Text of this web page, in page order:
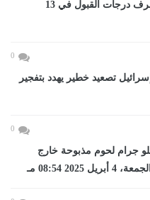
تنسيق الثانوى العام 2027.. اعرف درجات القبول في 13
0
تصعيد خطير يهدد بتفجير
0
الأقصر.. ضبط ١٨٥ كيلو جرام لحوم مذبوحة خارج
08:54 مـ